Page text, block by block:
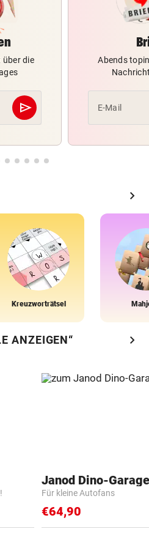
die
send
Abschicken
Abends
E-Mail
chevron_right
Kreuzworträtsel
ANZEIGEN“ chevron_right
Janod Dino-Garage
Für kleine Autofans
€64,90